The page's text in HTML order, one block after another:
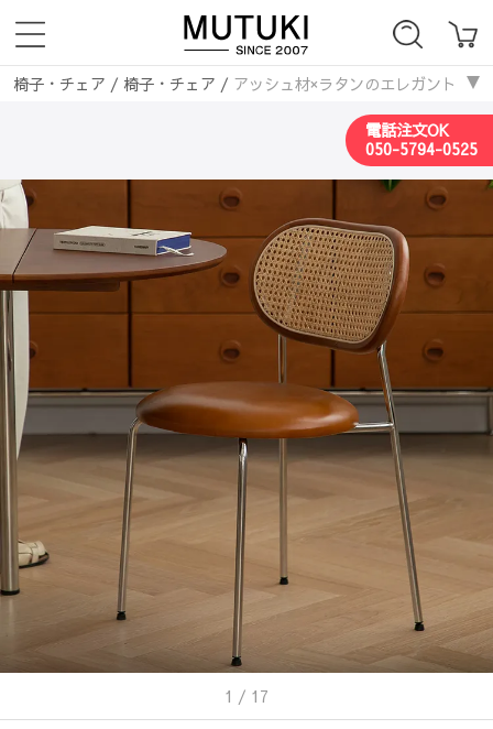
椅子・チェア / 椅子・チェア / アッシュ材×ラタンのエレガントチ
電話注文OK
050-5794-0525
1 / 17